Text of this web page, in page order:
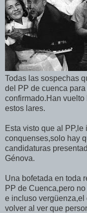
Todas las sospechas
del PP de cuenca
confirmado.Han
estos lares.
Esta visto que al
conquenses,solo hay
candidaturas
Génova.
Una bofetada en toda
PP de Cuenca,pero
e incluso vergüenza,el
volver al ver que